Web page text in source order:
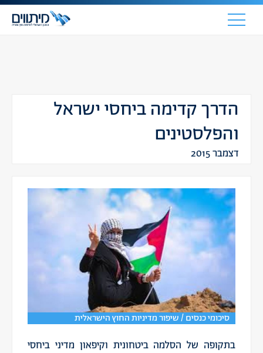
הדרך קדימה ביחסי ישראל
והפלסטינים
דצמבר 2015
סיכומי כנסים / שיפור מדיניות החוץ הישראלית
בתקופה של הסלמה ביטחונית וקיפאון מדיני ביחסי